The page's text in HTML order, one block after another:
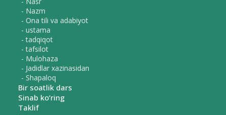
- Nazm
- Ona tili va adabiyot
- ustama
- tadqiqot
- tafsilot
- Mulohaza
- Jadidlar xazinasidan
- Shapaloq
Bir soatlik dars
Sinab ko‘ring
Taklif